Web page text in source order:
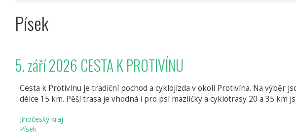
Písek
5. září 2026 CESTA K PROTIVÍNU
Cesta k Protivínu je tradiční pochod a cyklojízda v okolí Protivína. Na výběr
délce 15 km. Pěší trasa je vhodná i pro psí mazlíčky a cyklotrasy 20 a 35 km
Jihočeský kraj
Písek